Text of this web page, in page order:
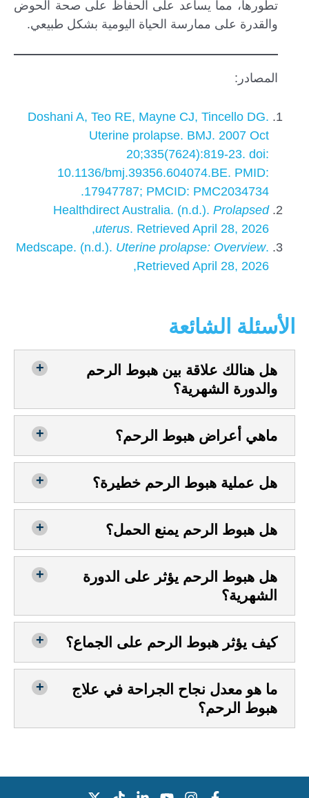
تطورها، مما يساعد على الحفاظ على صحة الحوض
والقدرة على ممارسة الحياة اليومية بشكل طبيعي.
المصادر:
Doshani A, Teo RE, Mayne CJ, Tincello DG.
Uterine prolapse. BMJ. 2007 Oct
20;335(7624):819-23. doi:
10.1136/bmj.39356.604074.BE. PMID:
17947787; PMCID: PMC2034734.
Healthdirect Australia. (n.d.). Prolapsed
uterus. Retrieved April 28, 2026,
Medscape. (n.d.). Uterine prolapse: Overview.
Retrieved April 28, 2026,
الأسئلة الشائعة
هل هنالك علاقة بين هبوط الرحم
والدورة الشهرية؟
ماهي أعراض هبوط الرحم؟
هل عملية هبوط الرحم خطيرة؟
هل هبوط الرحم يمنع الحمل؟
هل هبوط الرحم يؤثر على الدورة
الشهرية؟
كيف يؤثر هبوط الرحم على الجماع؟
ما هو معدل نجاح الجراحة في علاج
هبوط الرحم؟